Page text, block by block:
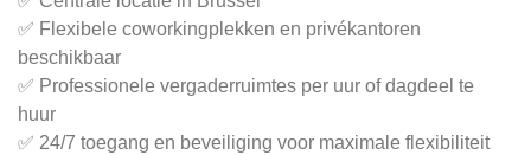
✅ Flexibele coworkingplekken en privékantoren
beschikbaar
✅ Professionele vergaderruimtes per uur of dagdeel te
huur
✅ 24/7 toegang en beveiliging voor maximale flexibiliteit